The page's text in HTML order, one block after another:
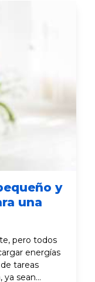
y
una
pero todos
energías
tareas
ya sean